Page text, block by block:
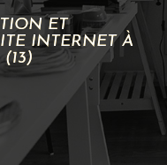
ET
INTERNET À
(13)